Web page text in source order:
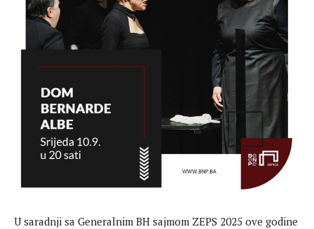
U saradnji sa Generalnim BH sajmom ZEPS 2025 ove godine